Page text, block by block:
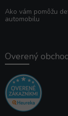
Ako vám pomôžu
automobilu
Overený